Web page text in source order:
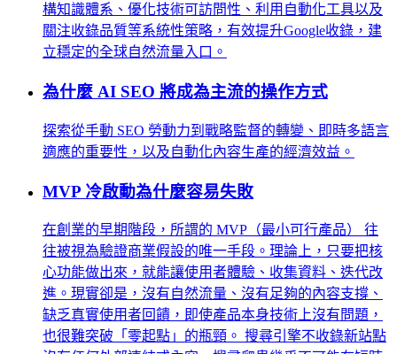
構知識體系、優化技術可訪問性、利用自動化工具以及
關注收錄品質等系統性策略，有效提升Google收錄，建
立穩定的全球自然流量入口。
為什麼 AI SEO 將成為主流的操作方式
探索從手動 SEO 勞動力到戰略監督的轉變、即時多語言
適應的重要性，以及自動化內容生產的經濟效益。
MVP 冷啟動為什麼容易失敗
在創業的早期階段，所謂的 MVP（最小可行產品） 往
往被視為驗證商業假設的唯一手段。理論上，只要把核
心功能做出來，就能讓使用者體驗、收集資料、迭代改
進。現實卻是，沒有自然流量、沒有足夠的內容支撐、
缺乏真實使用者回饋，即使產品本身技術上沒有問題，
也很難突破「零起點」的瓶頸。 搜尋引擎不收錄新站點